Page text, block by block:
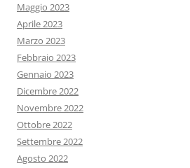
Maggio 2023
Aprile 2023
Marzo 2023
Febbraio 2023
Gennaio 2023
Dicembre 2022
Novembre 2022
Ottobre 2022
Settembre 2022
Agosto 2022